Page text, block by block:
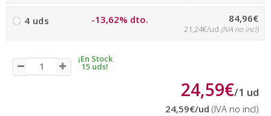
4 uds -13,62% dto. 84,96€
21,24€/ud (IVA no incl)
¡En Stock
15 uds!
24,59€/1 ud
24,59€/ud (IVA no incl)